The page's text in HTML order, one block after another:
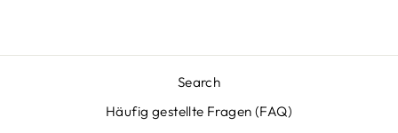
Search
Häufig gestellte Fragen (FAQ)